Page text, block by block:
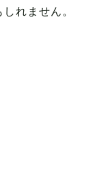
れません。